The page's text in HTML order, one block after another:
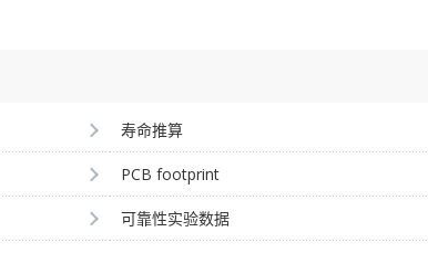
寿命推算
PCB footprint
可靠性实验数据